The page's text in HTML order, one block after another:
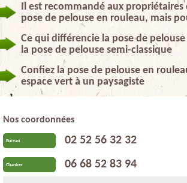
Il est recommandé aux propriétaires
pose de pelouse en rouleau, mais
Ce qui différencie la pose de
la pose de pelouse semi-classique
Confiez la pose de pelouse en
espace vert à un paysagiste
Nos coordonnées
Bureau 02 52 56 32 32
Chantier 06 68 52 83 94